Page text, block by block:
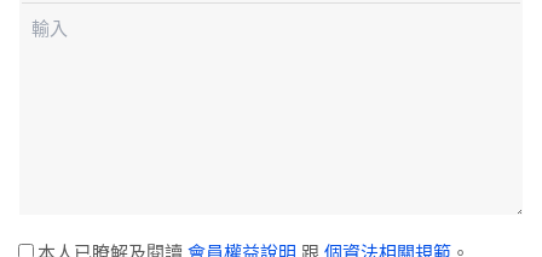
本人已瞭解及閱讀 會員權益說明 跟 個資法相關規範 。